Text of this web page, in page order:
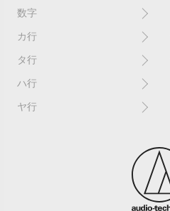
数字
10インチ
4チャンネル
カ行
書き込み
歌詞記載ジャケット
ガチャ盤
タ行
ターンテーブル
ダイナフレックス
Discogs（ディスコグス）
ハ行
ハウリング
ヤ行